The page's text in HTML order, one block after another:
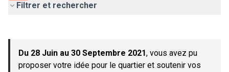
Filtrer et rechercher
−
Du 28 Juin au 30 Septembre 2021, vous avez pu
proposer votre idée pour le quartier et soutenir vos